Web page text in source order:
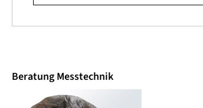
Beratung Messtechnik